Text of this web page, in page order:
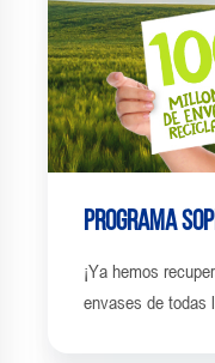
Programa
¡Ya hemos
envases de todas